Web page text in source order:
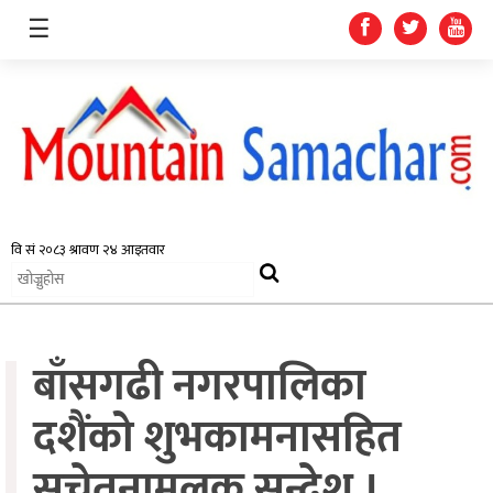
समाचार
प्रदेश
अर्थतन्त्र
स्वास्थ्य
अन्तर्राष्ट्रिय
☰
बाँसगढी नगरपालिका
दशैंको शुभकामनासहित